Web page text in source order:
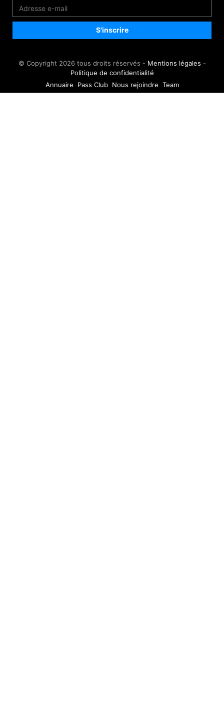
© Copyright 2026 tous droits réservés - Mentions légales -
Politique de confidentialité
Annuaire
Pass Club Nous rejoindre Team